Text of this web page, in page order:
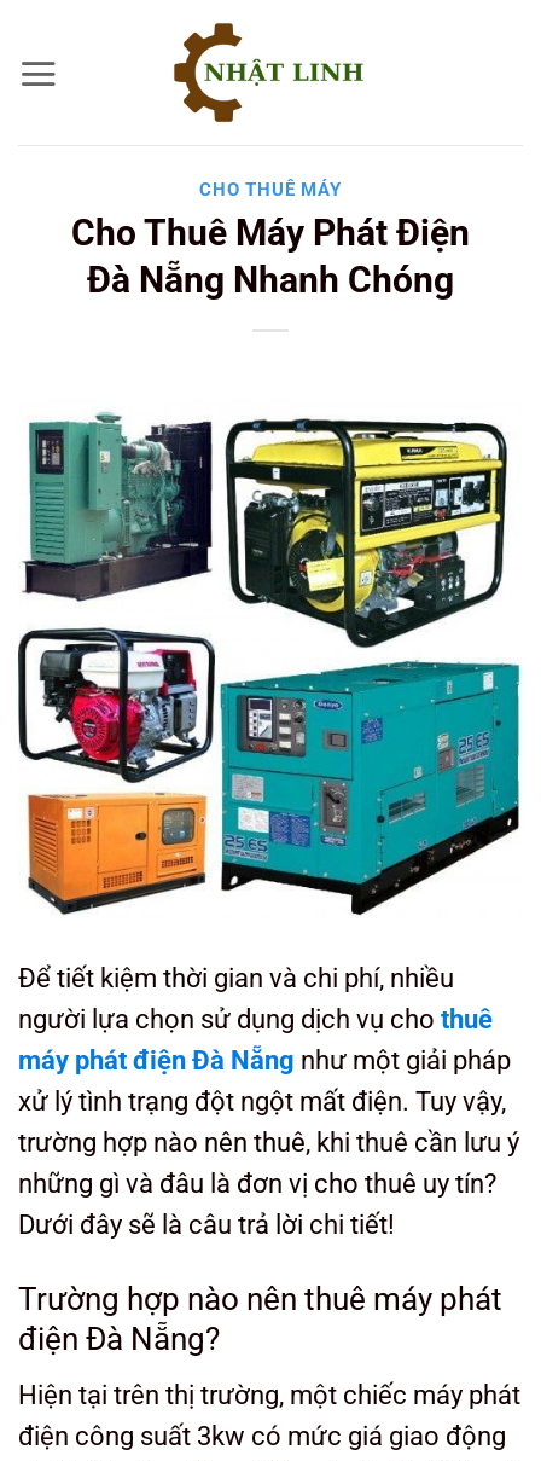
qua
dung
CHO THUÊ MÁY
Cho Thuê Máy Phát Điện
Đà Nẵng Nhanh Chóng
Để tiết kiệm thời gian và chi phí, nhiều
người lựa chọn sử dụng dịch vụ cho thuê
máy phát điện Đà Nẵng như một giải pháp
xử lý tình trạng đột ngột mất điện. Tuy vậy,
trường hợp nào nên thuê, khi thuê cần lưu ý
những gì và đâu là đơn vị cho thuê uy tín?
Dưới đây sẽ là câu trả lời chi tiết!
Trường hợp nào nên thuê máy phát
điện Đà Nẵng?
Hiện tại trên thị trường, một chiếc máy phát
điện công suất 3kw có mức giá giao động